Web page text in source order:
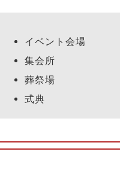
イベント会場
集会所
葬祭場
式典